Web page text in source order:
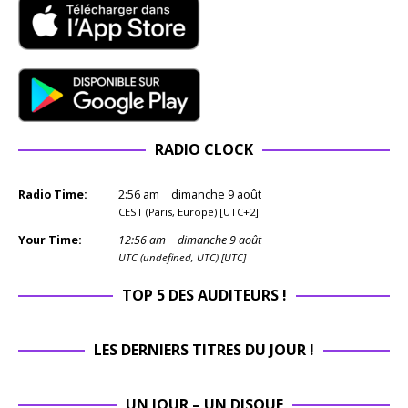
RADIO CLOCK
Radio Time: 2:56 am dimanche 9 août
CEST (Paris, Europe) [UTC+2]
Your Time: 12:56am dimanche 9 août
UTC (undefined, UTC) [UTC]
TOP 5 DES AUDITEURS !
LES DERNIERS TITRES DU JOUR !